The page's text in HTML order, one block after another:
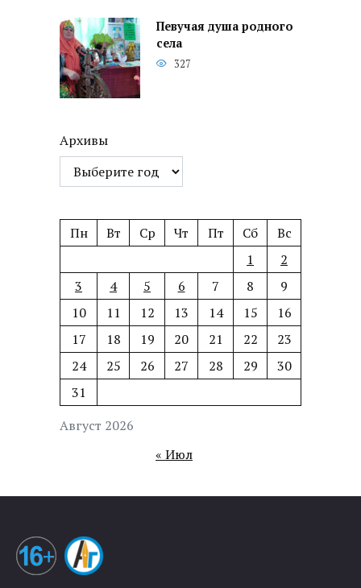
Певучая душа родного
села
327
Архивы
Август 2026
Пн Вт Ср Чт Пт Сб
Вс
1
2
3
4 5 6 7 8
9
10
11 12 13 14 15
16
17
18 19 20 21 22
23
24
25 26 27 28 29
30
31
« Июл